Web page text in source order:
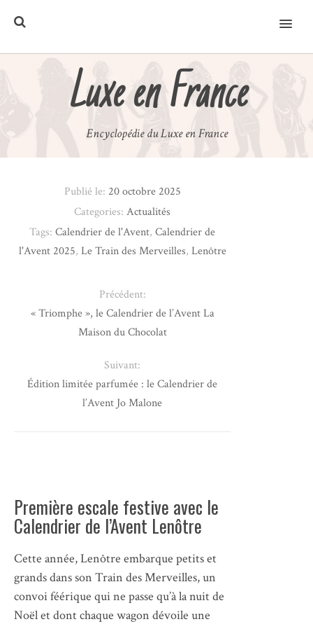
MENU
Luxe en France
Encyclopédie du Luxe en France
Première escale festive avec le
Calendrier de l’Avent Lenôtre
Cette année, Lenôtre embarque petits et
grands dans son Train des Merveilles, un
convoi féérique qui ne passe qu’à la nuit de
Noël et dont chaque wagon dévoile une
Publié le: 20 octobre 2025
Categories:Actualités
Tags:Calendrier de l'Avent,Calendrier de
l'Avent 2025, Le Train des Merveilles, Lenôtre
Précédent:
« Triomphe », le Calendrier de l’Avent La
Maison du Chocolat
Suivant:
Édition limitée parfumée : le Calendrier de
l’Avent Jo Malone